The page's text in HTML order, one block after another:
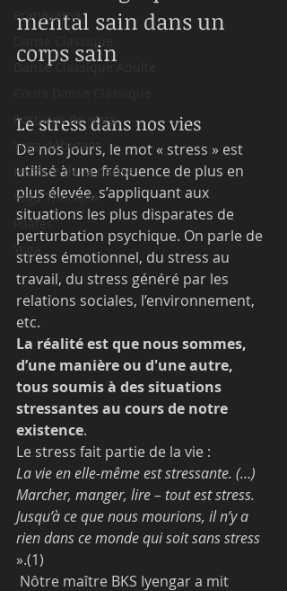
Pranayama
Danse Classique
Danse Classique Adulte
Postures de yoga
Yoga débutant
Histoire de la danse
Yoga Thérapie
Pilates
Yoga
mental sain dans un
corps sain
Le stress dans nos vies
De nos jours, le mot « stress » est
utilisé à une fréquence de plus en
plus élevée, s’appliquant aux
situations les plus disparates de
perturbation psychique. On parle de
stress émotionnel, du stress au
travail, du stress généré par les
relations sociales, l’environnement,
etc.
La réalité est que nous sommes,
d’une manière ou d'une autre,
tous soumis à des situations
stressantes au cours de notre
existence.
Le stress fait partie de la vie :
La vie en elle-même est stressante. (…)
Marcher, manger, lire – tout est stress.
Jusqu’à ce que nous mourions, il n’y a
rien dans ce monde qui soit sans stress
».(1)